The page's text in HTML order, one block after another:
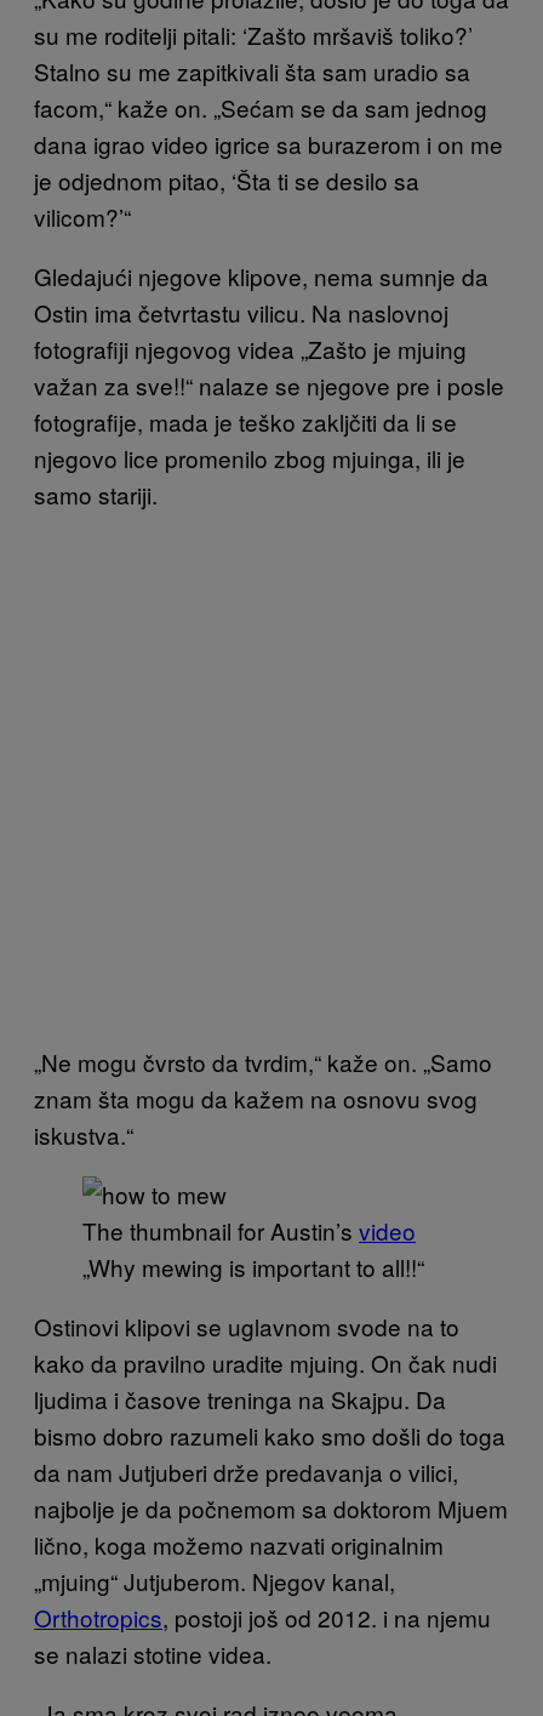
su me roditelji pitali: ‘Zašto mršaviš toliko?’
Stalno su me zapitkivali šta sam uradio sa
facom,“ kaže on. „Sećam se da sam jednog
dana igrao video igrice sa burazerom i on me
je odjednom pitao, ‘Šta ti se desilo sa
vilicom?’“
Gledajući njegove klipove, nema sumnje da
Ostin ima četvrtastu vilicu. Na naslovnoj
fotografiji njegovog videa „Zašto je mjuing
važan za sve!!“ nalaze se njegove pre i posle
fotografije, mada je teško zakljčiti da li se
njegovo lice promenilo zbog mjuinga, ili je
samo stariji.
„Ne mogu čvrsto da tvrdim,“ kaže on. „Samo
znam šta mogu da kažem na osnovu svog
iskustva.“
The thumbnail for Austin’s video
„Why mewing is important to all!!“
Ostinovi klipovi se uglavnom svode na to
kako da pravilno uradite mjuing. On čak nudi
ljudima i časove treninga na Skajpu. Da
bismo dobro razumeli kako smo došli do toga
da nam Jutjuberi drže predavanja o vilici,
najbolje je da počnemom sa doktorom Mjuem
lično, koga možemo nazvati originalnim
„mjuing“ Jutjuberom. Njegov kanal,
Orthotropics, postoji još od 2012. i na njemu
se nalazi stotine videa.